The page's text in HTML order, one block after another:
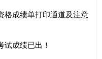
格成绩单打印通道及注意
成绩已出！